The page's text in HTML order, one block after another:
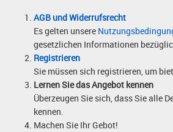
AGB und Widerrufsrecht
Es gelten unsere
gesetzlichen Informationen
Registrieren
Sie müssen sich registrieren, um
Lernen Sie das Angebot kennen
Überzeugen Sie sich, dass Sie alle
kennen.
Machen Sie Ihr Gebot!